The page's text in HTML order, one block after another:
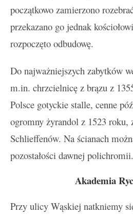
początkowo zamierzono
przekazano go jednak
rozpoczęto odbudowę.
Do najważniejszych zabytków
m.in. chrzcielnicę z brązu z
Polsce gotyckie stalle, cenne
ogromny żyrandol z 1523 roku,
Schlieffenów. Na ścianach
pozostałości dawnej polichromii.
Akademia
Przy ulicy Wąskiej natkniemy